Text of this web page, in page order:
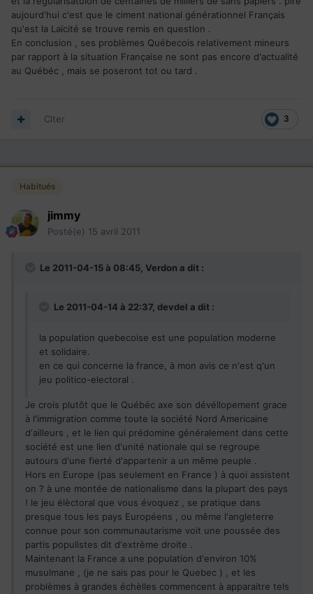
aujourd'hui c'est que le ciment national générationnel Français
qu'est la Laïcité se trouve remis en question .
En conclusion , ses problèmes Québecois relativement mineurs
par rapport à la situation Française ne sont pas encore d'actualité
au Québéc , mais se poseront tot ou tard .
3
Citer
Habitués
jimmy
Posté(e) 15 avril 2011
Le 2011-04-15 à 08:45, Verdon a dit :
Le 2011-04-14 à 22:37, devdel a dit :
la population quebecoise est une population moderne
et solidaire.
en ce qui concerne la france, à mon avis ce n'est q'un
jeu politico-electoral .
Je crois plutôt que le Québéc axe son dévéllopement grace
à l'immigration comme toute la société Nord Americaine
d'ailleurs , et le lien qui prédomine généralement dans cette
société est une lien d'unité nationale qui se regroupe
autours d'une fierté d'appartenir a un même peuple .
Hors en Europe (pas seulement en France ) à quoi assistent
on ? à une montée de nationalisme dans la plupart des pays
! le jeu élèctoral que vous évoquez , se pratique dans
presque tous les pays Européens , ou même l'angleterre
connue pour son communautarisme voit une poussée des
partis populistes dit d'extrème droite .
Maintenant la France a une population d'environ 10%
musulmane , (je ne sais pas pour le Quebec ) , et les
problèmes à grandes échèlles commencent à apparaitre tels